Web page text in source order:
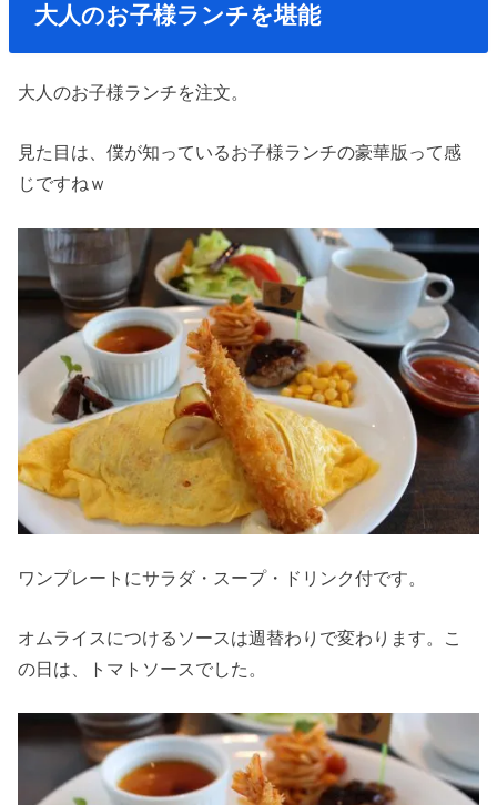
大人のお子様ランチを堪能
大人のお子様ランチを注文。
見た目は、僕が知っているお子様ランチの豪華版って感
じですねｗ
ワンプレートにサラダ・スープ・ドリンク付です。
オムライスにつけるソースは週替わりで変わります。こ
の日は、トマトソースでした。